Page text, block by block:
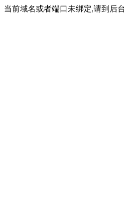
当前域名或者端口未绑定,请到后